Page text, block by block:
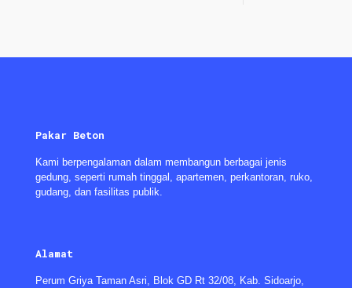
Pakar Beton
Kami berpengalaman dalam membangun berbagai jenis
gedung, seperti rumah tinggal, apartemen, perkantoran, ruko,
gudang, dan fasilitas publik.
Alamat
Perum Griya Taman Asri, Blok GD Rt 32/08, Kab. Sidoarjo,